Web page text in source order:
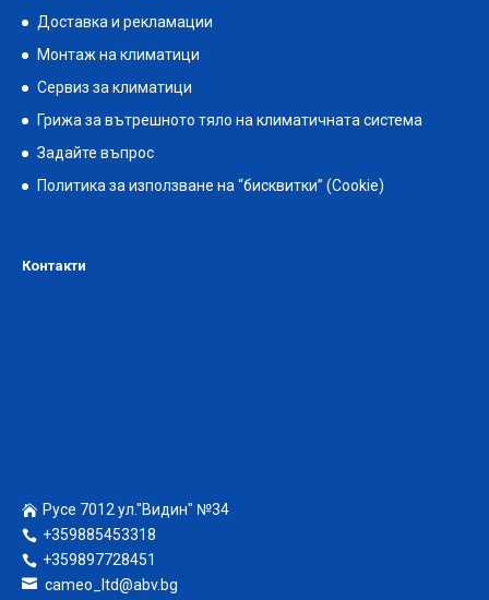
Доставка и рекламации
Монтаж на климатици
Сервиз за климатици
Грижа за вътрешното тяло на климатичната система
Задайте въпрос
Политика за използване на “бисквитки” (Cookie)
Контакти
Русе 7012 ул."Видин" №34
+359885453318
+359897728451
cameo_ltd@abv.bg